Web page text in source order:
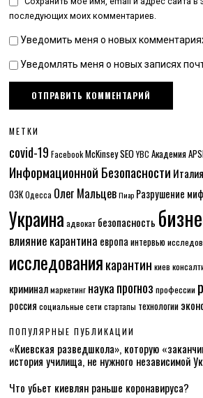
последующих моих комментариев.
Уведомить меня о новых
Уведомлять меня о новых записях
МЕТКИ
covid-19 Facebook McKinseySEO YBC Академия
Информационной Безопасности Италия
ОЗК Одесса Олег Мальцев Пиар Разрушение
Украина адвокат безопасность
влияние карантина европа интервью
исследованиякарантин киев
криминалмаркетинг наукапрогноз профессии
россия социальные сети стартапы технологии
ПОПУЛЯРНЫЕ ПУБЛИКАЦИИ
«Киевская разведшкола», которую
история училища, не нужного независимой
Что убьет киевлян раньше коронавируса?